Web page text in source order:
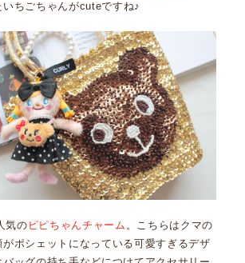
いちごちゃんがcuteですね♪
気の ピピちゃんチャーム 。こちらはクマの
がポシェットになっている可愛すぎるデザ